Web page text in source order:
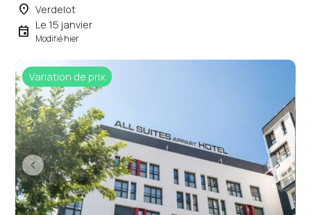
place Verdelot
event Le 15 janvier
Modifié hier
Variation de prix